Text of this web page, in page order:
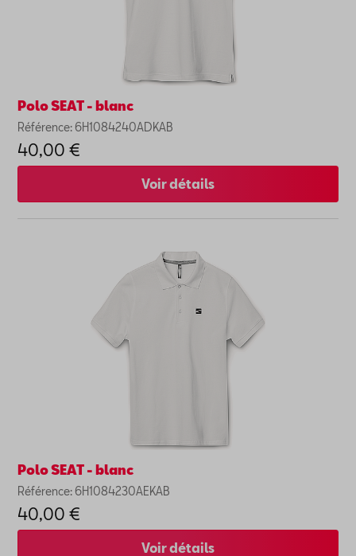
Polo SEAT - blanc
Référence: 6H1084240ADKAB
40,00 €
Voir détails
Polo SEAT - blanc
Référence: 6H1084230AEKAB
40,00 €
Voir détails